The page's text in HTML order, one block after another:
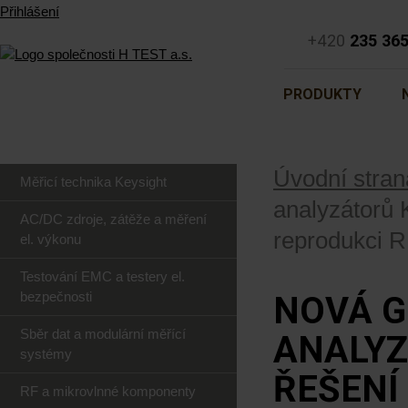
+420 235
PRODUKTY
Přihlášení
Úvodní
analyzátorů
reprodukci
NOVÁ
Měřicí technika Keysight
AC/DC zdroje, zátěže a měření
el. výkonu
Testování EMC a testery el.
bezpečnosti
Sběr dat a modulární měřící
systémy
RF a mikrovlnné komponenty